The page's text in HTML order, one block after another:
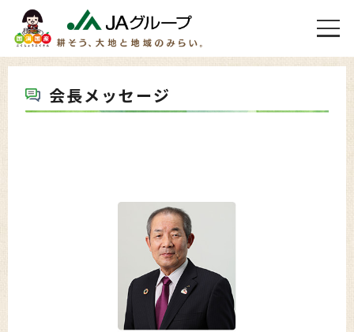
会長メッセージ